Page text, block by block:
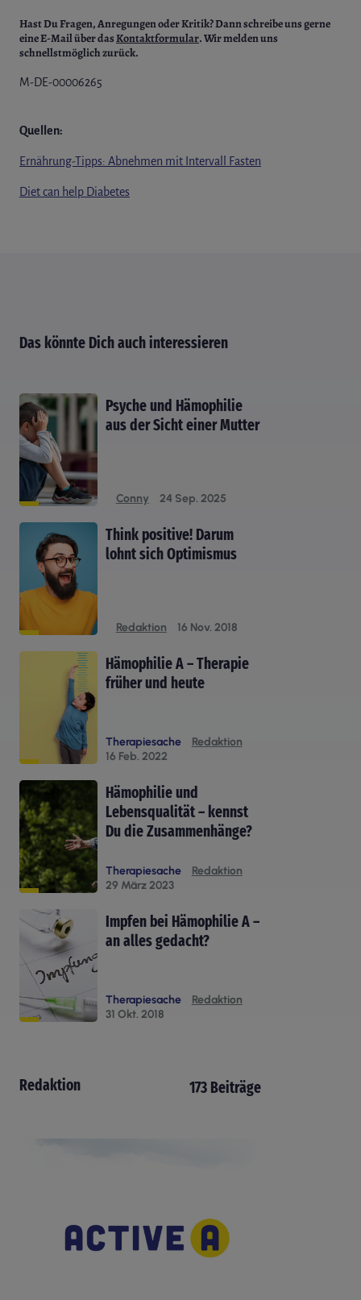
Hast Du Fragen, Anregungen oder Kritik?Dann schreibe uns gerne
eine E-Mail über dasKontaktformular. Wir melden uns
schnellstmöglich zurück.
M-DE-00006265
Quellen:
Ernährung-Tipps: Abnehmen mit Intervall Fasten
Diet can help Diabetes
Das könnte Dich auch interessieren
Psyche und Hämophilie
aus der Sicht einer Mutter
Conny 24 Sep. 2025
Think positive! Darum
lohnt sich Optimismus
Redaktion 16 Nov. 2018
Hämophilie A – Therapie
früher und heute
Therapiesache
Redaktion
16 Feb. 2022
Hämophilie und
Lebensqualität – kennst
Du die Zusammenhänge?
Therapiesache
Redaktion
29 März 2023
Impfen bei Hämophilie A –
an alles gedacht?
Therapiesache
Redaktion
31 Okt. 2018
Redaktion 173 Beiträge